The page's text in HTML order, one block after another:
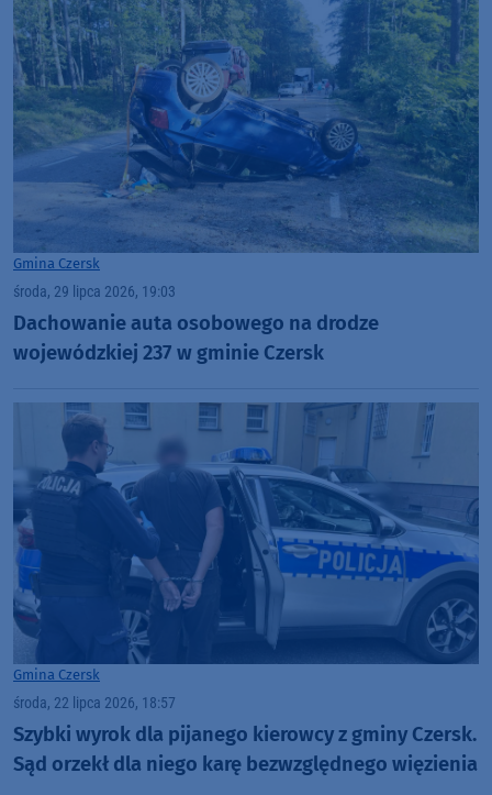
Gmina Czersk
środa, 29 lipca 2026, 19:03
Dachowanie auta osobowego na drodze
wojewódzkiej 237 w gminie Czersk
Gmina Czersk
środa, 22 lipca 2026, 18:57
Szybki wyrok dla pijanego kierowcy z gminy Czersk.
Sąd orzekł dla niego karę bezwzględnego więzienia